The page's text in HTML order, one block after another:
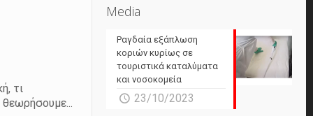
τι
θεωρήσουμε...
Media
Ραγδαία εξάπλωση
κοριών κυρίως σε
τουριστικά καταλύματα
και νοσοκομεία
23/10/2023